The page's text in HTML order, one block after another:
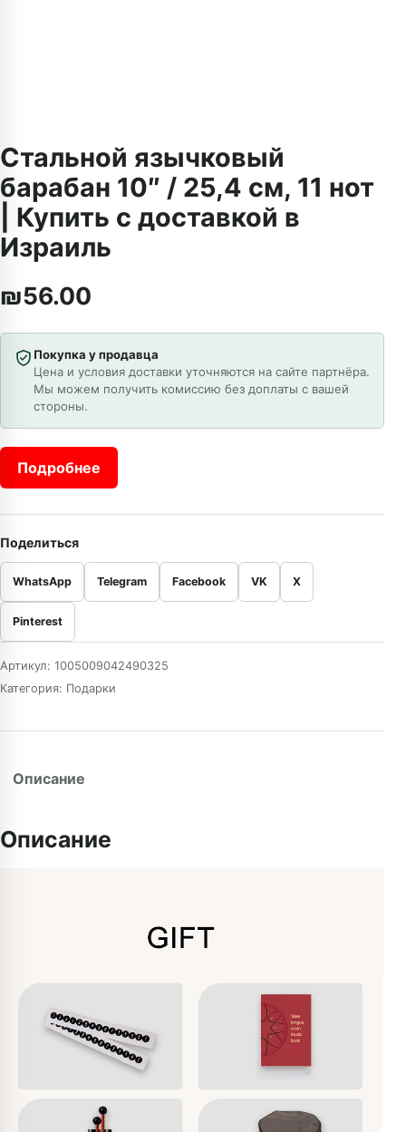
Стальной язычковый
барабан 10″ / 25,4 см, 11 нот
| Купить с доставкой в
Израиль
₪56.00
Покупка у продавца
Цена и условия доставки уточняются на сайте партнёра.
Мы можем получить комиссию без доплаты с вашей
стороны.
Подробнее
Поделиться
WhatsApp Telegram Facebook VK X
Pinterest
Артикул: 1005009042490325
Категория: Подарки
Описание
Описание